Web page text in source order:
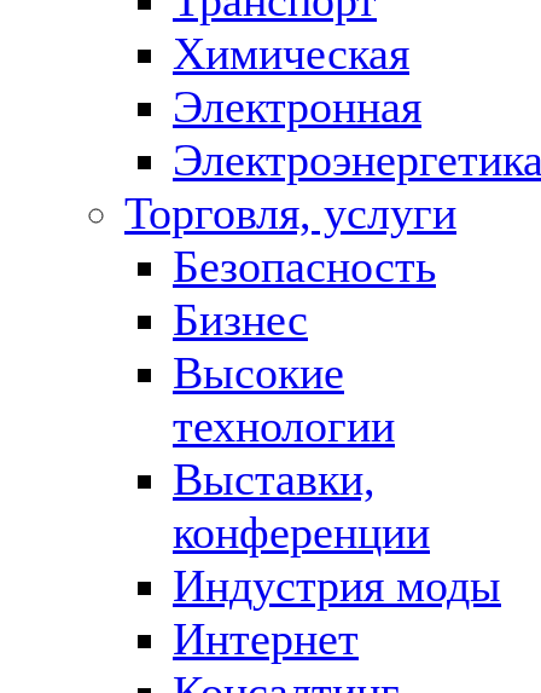
Химическая
Электронная
Торговля, услуги
Безопасность
Бизнес
Высокие
технологии
Выставки,
конференции
Индустрия моды
Интернет